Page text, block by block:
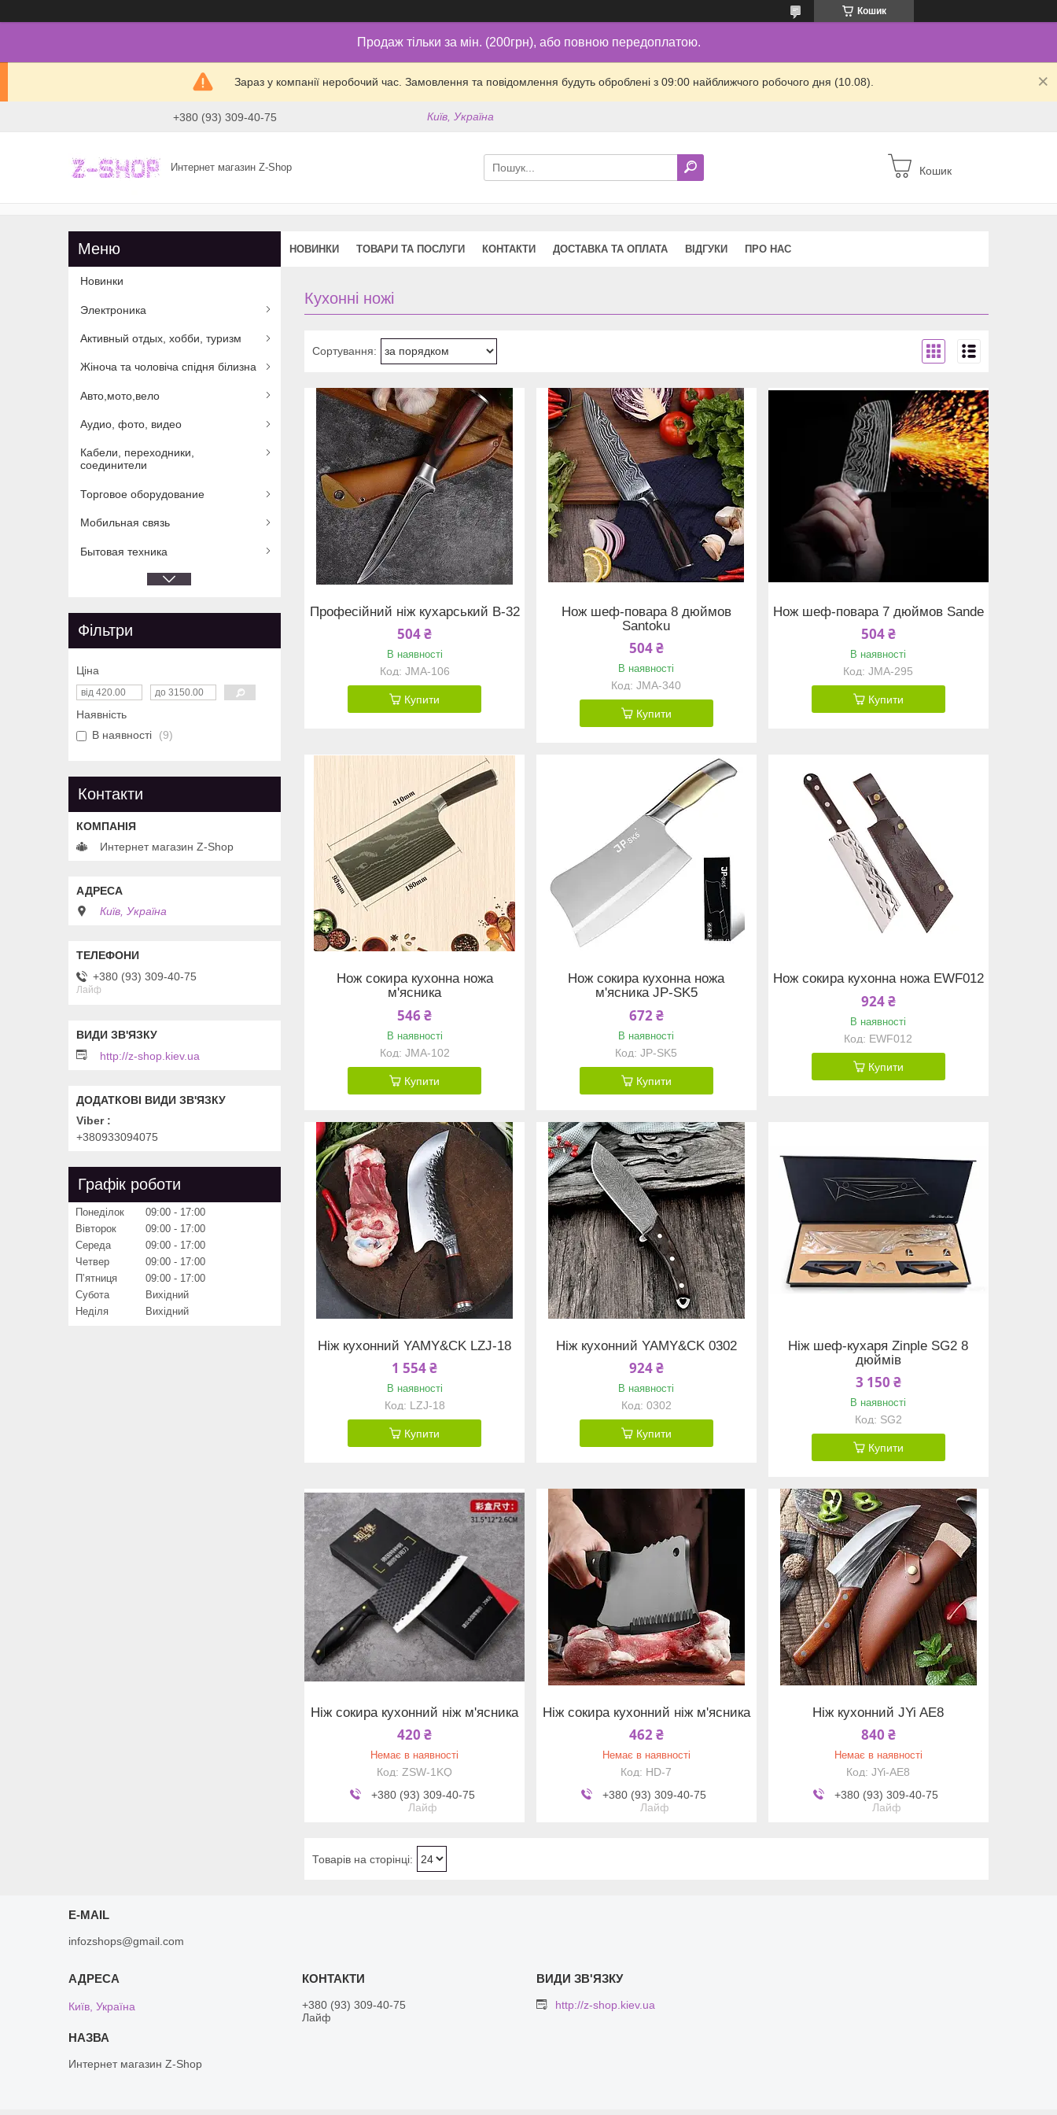
Кошик
Продаж тільки за мін. (200грн), або повною передоплатою.
Зараз у компанії неробочий час. Замовлення та повідомлення будуть оброблені з 09:00 найближчого робочого дня (10.08).
+380 (93) 309-40-75 Київ, Україна
Интернет магазин Z-Shop Кошик
НОВИНКИ ТОВАРИ ТА ПОСЛУГИ КОНТАКТИ ДОСТАВКА ТА ОПЛАТА ВІДГУКИ ПРО НАС
Кухонні ножі
Професійний ніж кухарський B-32
504 ₴
В наявності
JMA-106
Купити
Нож шеф-повара 8 дюймов
Santoku
504 ₴
В наявності
JMA-340
Купити
Нож шеф-повара 7 дюймов Sande
504 ₴
В наявності
JMA-295
Купити
Нож сокира кухонна ножа
м'ясника
546 ₴
В наявності
JMA-102
Купити
Нож сокира кухонна ножа
м'ясника JP-SK5
672 ₴
В наявності
JP-SK5
Купити
Нож сокира кухонна ножа EWF012
924 ₴
В наявності
EWF012
Купити
Ніж кухонний YAMY&CK LZJ-18
1 554 ₴
В наявності
LZJ-18
Купити
Ніж кухонний YAMY&CK 0302
924 ₴
В наявності
0302
Купити
Ніж шеф-кухаря Zinple SG2 8
дюймів
3 150 ₴
В наявності
SG2
Купити
Ніж сокира кухонний ніж м'ясника
420 ₴
Немає в наявності
ZSW-1KQ
+380 (93) 309-40-75
Лайф
Ніж сокира кухонний ніж м'ясника
462 ₴
Немає в наявності
HD-7
+380 (93) 309-40-75
Лайф
Ніж кухонний JYi AE8
840 ₴
Немає в наявності
JYi-AE8
+380 (93) 309-40-75
Лайф
Новинки
Электроника
Активный отдых, хобби, туризм
Жіноча та чоловіча спідня білизна
Авто,мото,вело
Аудио, фото, видео
Кабели, переходники,
соединители
Торговое оборудование
Мобильная связь
Бытовая техника
Фільтри
Ціна
Наявність
В наявності
9
Контакти
Интернет магазин Z-Shop
Київ, Україна
+380 (93) 309-40-75
Лайф
http://z-shop.kiev.ua
Viber
+380933094075
Графік роботи
Понеділок 09:00
17:00
Вівторок
09:00
17:00
Середа
09:00
17:00
Четвер
09:00
17:00
Пʼятниця
09:00
17:00
Субота
Вихідний
Неділя
Вихідний
E-MAIL
infozshops@gmail.com
Київ, Україна
Интернет магазин Z-Shop
+380 (93) 309-40-75
Лайф
http://z-shop.kiev.ua